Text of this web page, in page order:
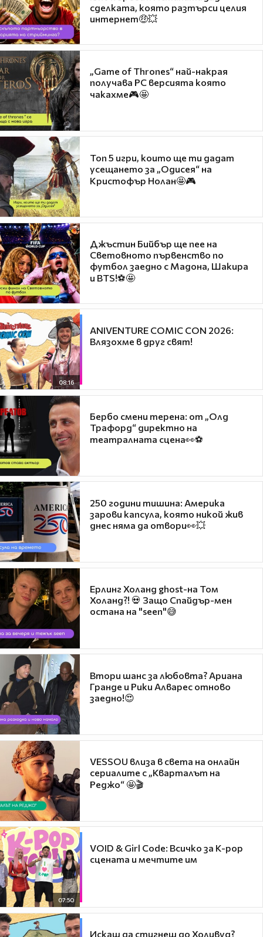
сделката, която разтърси целия
интернет🤑💥
„Game of Thrones“ най-накрая
получава PC версията която
чакахме🎮🤩
Топ 5 игри, които ще ти дадат
усещането за „Одисея“ на
Кристофър Нолан🤩🎮
Джъстин Бийбър ще пее на
Световното първенство по
футбол заедно с Мадона, Шакира
и BTS!⚽🤩
08:16
ANIVENTURE COMIC CON 2026:
Влязохме в друг свят!
Бербо смени терена: от „Олд
Трафорд“ директно на
театралната сцена👀⚽
250 години тишина: Америка
зарови капсула, която никой жив
днес няма да отвори👀💥
Ерлинг Холанд ghost-на Том
Холанд?! 💀 Защо Спайдър-мен
остана на "seen"😅
Втори шанс за любовта? Ариана
Гранде и Рики Алварес отново
заедно!😍
VESSOU влиза в света на онлайн
сериалите с „Кварталът на
Реджо“ 🤩🎬
07:50
VOID & Girl Code: Всичко за K-pop
сцената и мечтите им
Искаш да стигнеш до Холивуд?